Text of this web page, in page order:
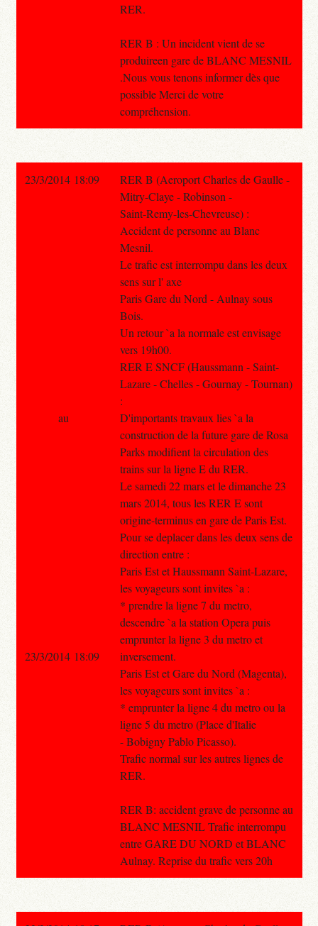
RER.
RER B : Un incident vient de se
produireen gare de BLANC MESNIL
.Nous vous tenons informer dès que
possible Merci de votre
compréhension.
23/3/2014 18:09
RER B (Aeroport Charles de Gaulle -
Mitry-Claye - Robinson -
Saint-Remy-les-Chevreuse) :
Accident de personne au Blanc
Mesnil.
Le trafic est interrompu dans les deux
sens sur l' axe
Paris Gare du Nord - Aulnay sous
Bois.
Un retour `a la normale est envisage
vers 19h00.
RER E SNCF (Haussmann - Saint-
Lazare - Chelles - Gournay - Tournan)
:
D'importants travaux lies `a la
construction de la future gare de Rosa
Parks modifient la circulation des
trains sur la ligne E du RER.
Le samedi 22 mars et le dimanche 23
mars 2014, tous les RER E sont
origine-terminus en gare de Paris Est.
Pour se deplacer dans les deux sens de
direction entre :
Paris Est et Haussmann Saint-Lazare,
les voyageurs sont invites `a :
* prendre la ligne 7 du metro,
descendre `a la station Opera puis
emprunter la ligne 3 du metro et
inversement.
Paris Est et Gare du Nord (Magenta),
les voyageurs sont invites `a :
* emprunter la ligne 4 du metro ou la
ligne 5 du metro (Place d'Italie
- Bobigny Pablo Picasso).
Trafic normal sur les autres lignes de
RER.
RER B: accident grave de personne au
BLANC MESNIL Trafic interrompu
entre GARE DU NORD et BLANC
Aulnay. Reprise du trafic vers 20h
au
23/3/2014 18:09